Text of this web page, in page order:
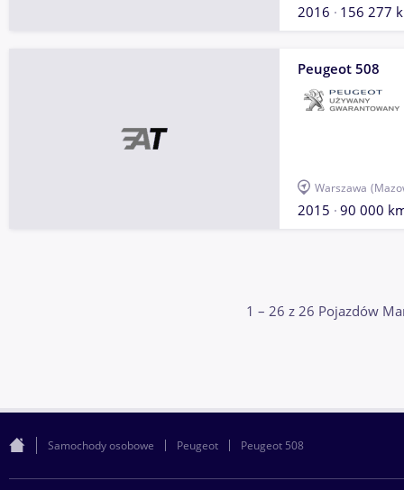
2016 156 277
Peugeot 508
Warszawa
2015 90 000
1 – 26 z 26 Pojazdów
Samochody osobowe Peugeot Peugeot 508